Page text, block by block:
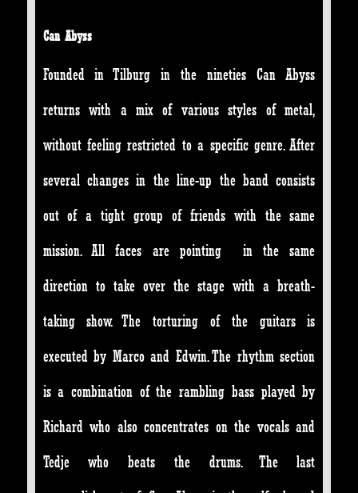
Can Abyss
Founded in Tilburg in the nineties Can Abyss
returns with a mix of various styles of metal,
without feeling restricted to a specific genre. After
several changes in the line-up the band consists
out of a tight group of friends with the same
mission. All faces are pointing in the same
direction to take over the stage with a breath-
taking show. The torturing of the guitars is
executed by Marco and Edwin. The rhythm section
is a combination of the rambling bass played by
Richard who also concentrates on the vocals and
Tedje who beats the drums. The last